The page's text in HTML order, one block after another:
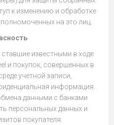
к изменению и обработке
на это лиц.
известными в ходе
и покупок, совершенных в
учетной записи,
информация.
данными с банками
персональных данных и
покупателя.